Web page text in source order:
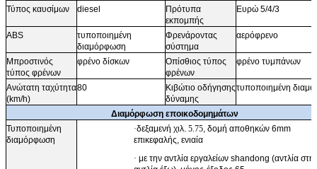
Τύπος καυσίμων diesel
Πρότυπα
εκπομπής
Ευρώ 5/4/3
ABS
τυποποιημένη
διαμόρφωση
Φρενάροντας
σύστημα
αερόφρενο
Μπροστινός
τύπος φρένων
φρένο δίσκων
Οπίσθιος τύπος
φρένων
φρένο τυμπάνων
Ανώτατη ταχύτητα
(km/h)
80
Κιβώτιο οδήγησης
δύναμης
τυποποιημένη
Διαμόρφωση εποικοδομημάτων
Τυποποιημένη
διαμόρφωση
·δεξαμενή χιλ. 5.75, δομή αποθηκών 6mm
επικεφαλής, ενιαία
· με την αντλία εργαλείων shandong (αντλία